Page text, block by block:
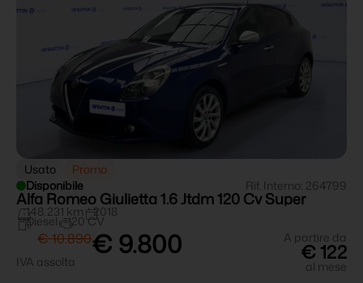
Usato
Promo
Disponibile
Rif. Interno: 264799
Alfa Romeo Giulietta 1.6 Jtdm 120 Cv Super
148.231 km 2018
Diesel 120 CV
€ 9.800
€ 10.890
IVA assolta
A partire da
€ 122
al mese